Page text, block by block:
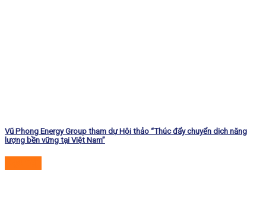
Vũ Phong Energy Group tham dự Hội thảo “Thúc đẩy chuyển dịch năng
lượng bền vững tại Việt Nam”